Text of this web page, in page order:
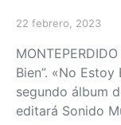
Posted on
22 febrero, 2023
Bien”. «No
segundo álbum
editará Sonido